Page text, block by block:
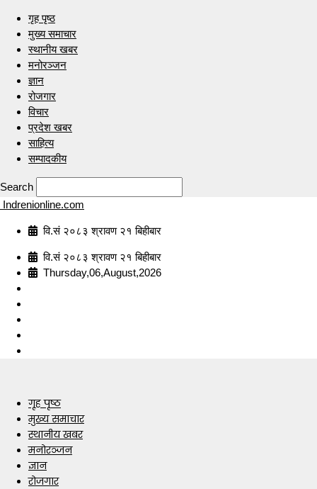
गृह पृष्ठ
मुख्य समाचार
स्थानीय खबर
मनोरञ्जन
ज्ञान
रोजगार
विचार
प्रदेश खबर
साहित्य
सम्पादकीय
Search
Indrenionline.com
वि.सं २०८३ श्रावण २१ बिहीबार
वि.सं २०८३ श्रावण २१ बिहीबार
Thursday,06,August,2026
गृह पृष्ठ
मुख्य समाचार
स्थानीय खबर
मनोरञ्जन
ज्ञान
रोजगार